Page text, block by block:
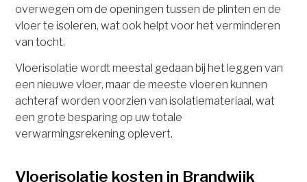
overwegen om de openingen tussen de plinten en de
vloer te isoleren, wat ook helpt voor het verminderen
van tocht.
Vloerisolatie wordt meestal gedaan bij het leggen van
een nieuwe vloer, maar de meeste vloeren kunnen
achteraf worden voorzien van isolatiemateriaal, wat
een grote besparing op uw totale
verwarmingsrekening oplevert.
Vloerisolatie kosten in Brandwijk